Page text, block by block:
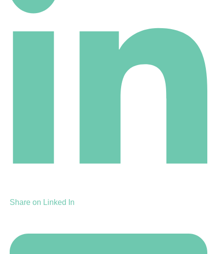
Share on Linked In